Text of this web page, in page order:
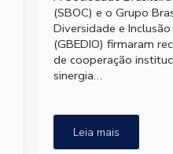
(SBOC) e o Grupo
Diversidade e
(GBEDIO) firmaram
de cooperação
sinergia…
Leia mais